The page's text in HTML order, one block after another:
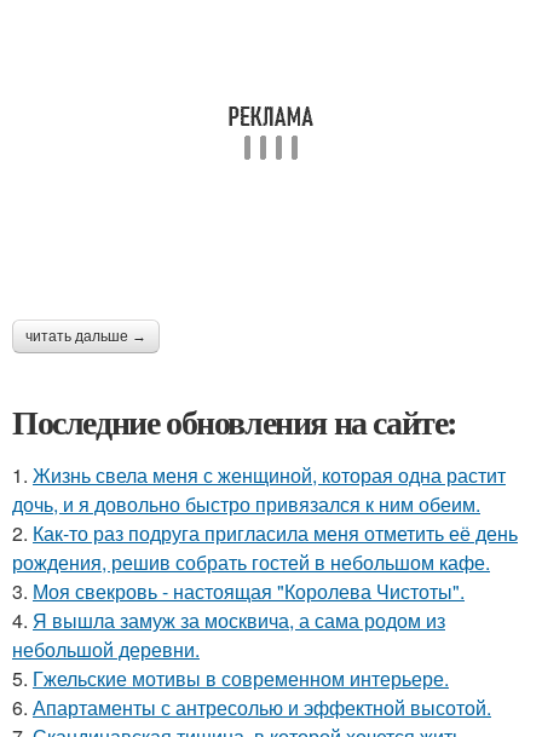
читать дальше →
Последние обновления на сайте:
1. Жизнь свела меня с женщиной, которая одна растит
дочь, и я довольно быстро привязался к ним обеим.
2. Как-то раз подруга пригласила меня отметить её день
рождения, решив собрать гостей в небольшом кафе.
3. Моя свекровь - настоящая "Королева Чистоты".
4. Я вышла замуж за москвича, а сама родом из
небольшой деревни.
5. Гжельские мотивы в современном интерьере.
6. Апартаменты с антресолью и эффектной высотой.